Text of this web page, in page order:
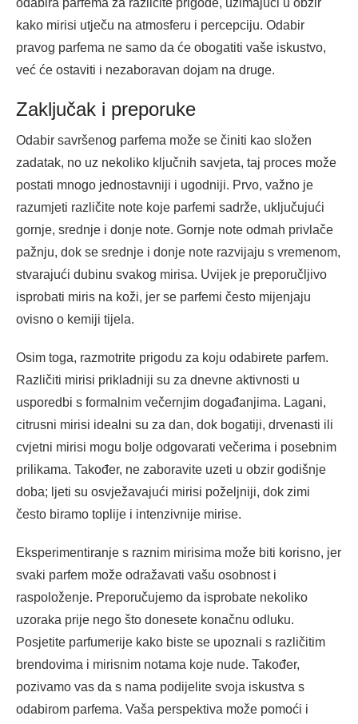
odabira parfema za različite prigode, uzimajući u obzir
kako mirisi utječu na atmosferu i percepciju. Odabir
pravog parfema ne samo da će obogatiti vaše iskustvo,
već će ostaviti i nezaboravan dojam na druge.
Zaključak i preporuke
Odabir savršenog parfema može se činiti kao složen
zadatak, no uz nekoliko ključnih savjeta, taj proces može
postati mnogo jednostavniji i ugodniji. Prvo, važno je
razumjeti različite note koje parfemi sadrže, uključujući
gornje, srednje i donje note. Gornje note odmah privlače
pažnju, dok se srednje i donje note razvijaju s vremenom,
stvarajući dubinu svakog mirisa. Uvijek je preporučljivo
isprobati miris na koži, jer se parfemi često mijenjaju
ovisno o kemiji tijela.
Osim toga, razmotrite prigodu za koju odabirete parfem.
Različiti mirisi prikladniji su za dnevne aktivnosti u
usporedbi s formalnim večernjim događanjima. Lagani,
citrusni mirisi idealni su za dan, dok bogatiji, drvenasti ili
cvjetni mirisi mogu bolje odgovarati večerima i posebnim
prilikama. Također, ne zaboravite uzeti u obzir godišnje
doba; ljeti su osvježavajući mirisi poželjniji, dok zimi
često biramo toplije i intenzivnije mirise.
Eksperimentiranje s raznim mirisima može biti korisno, jer
svaki parfem može odražavati vašu osobnost i
raspoloženje. Preporučujemo da isprobate nekoliko
uzoraka prije nego što donesete konačnu odluku.
Posjetite parfumerije kako biste se upoznali s različitim
brendovima i mirisnim notama koje nude. Također,
pozivamo vas da s nama podijelite svoja iskustva s
odabirom parfema. Vaša perspektiva može pomoći i